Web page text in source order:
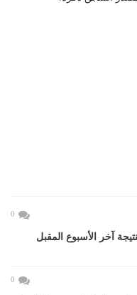
0
آخر الأسبوع المقبل
0